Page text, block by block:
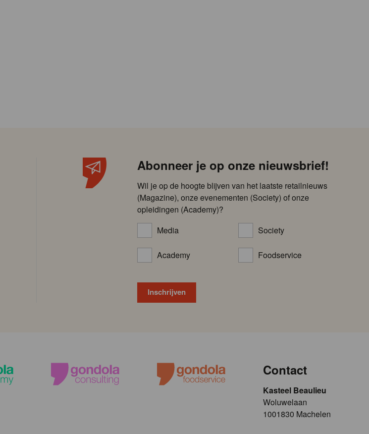
Abonneer je op onze nieuwsbrief!
Wil je op de hoogte blijven van het laatste retailnieuws
(Magazine), onze evenementen (Society) of onze
opleidingen (Academy)?
Media
Society
Academy Foodservice
Contact
Kasteel Beaulieu
​​​Woluwelaan
1001830 Machelen